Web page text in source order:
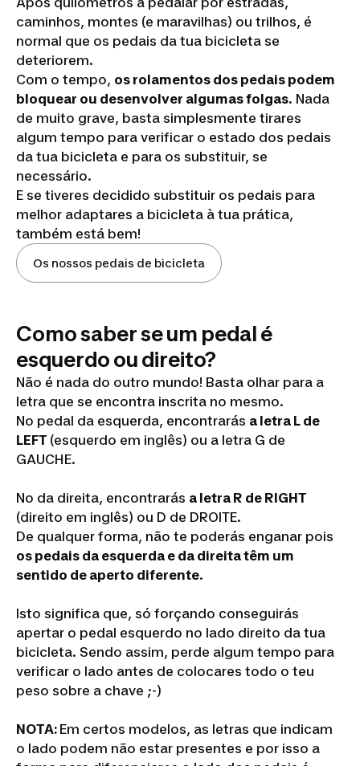
caminhos, montes (e maravilhas) ou trilhos, é
normal que os pedais da tua bicicleta se
deteriorem.
Com o tempo, os rolamentos dos pedais podem
bloquear ou desenvolver algumas folgas. Nada
de muito grave, basta simplesmente tirares
algum tempo para verificar o estado dos pedais
da tua bicicleta e para os substituir, se
necessário.
E se tiveres decidido substituir os pedais para
melhor adaptares a bicicleta à tua prática,
também está bem!
Os nossos pedais de bicicleta
Como saber se um pedal é
esquerdo ou direito?
Não é nada do outro mundo! Basta olhar para a
letra que se encontra inscrita no mesmo.
No pedal da esquerda, encontrarás a letra L de
LEFT (esquerdo em inglês) ou a letra G de
GAUCHE.
No da direita, encontrarás a letra R de RIGHT
(direito em inglês) ou D de DROITE.
De qualquer forma, não te poderás enganar pois
os pedais da esquerda e da direita têm um
sentido de aperto diferente.
Isto significa que, só forçando conseguirás
apertar o pedal esquerdo no lado direito da tua
bicicleta. Sendo assim, perde algum tempo para
verificar o lado antes de colocares todo o teu
peso sobre a chave ;-)
NOTA: Em certos modelos, as letras que indicam
o lado podem não estar presentes e por isso a